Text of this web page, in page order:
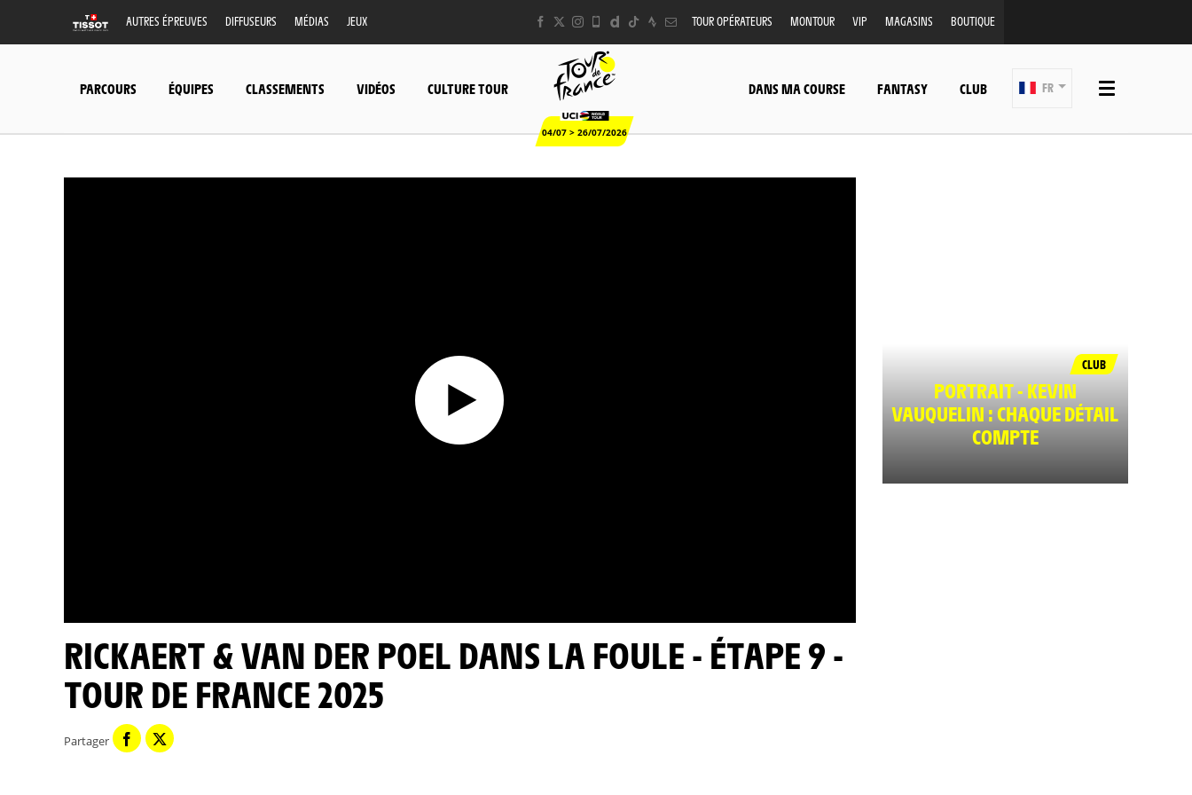
AUTRES ÉPREUVES DIFFUSEURS MÉDIAS JEUX TOUR OPÉRATEURS MONTOUR VIP MAGASINS BOUTIQUE
PARCOURS ÉQUIPES CLASSEMENTS VIDÉOS CULTURE TOUR
04/07 > 26/07/2026
DANS MA COURSE FANTASY CLUB FR
RICKAERT & VAN DER POEL DANS LA FOULE - ÉTAPE 9 -
TOUR DE FRANCE 2025
Partager
CLUB
PORTRAIT - KEVIN
VAUQUELIN : CHAQUE DÉTAIL
COMPTE